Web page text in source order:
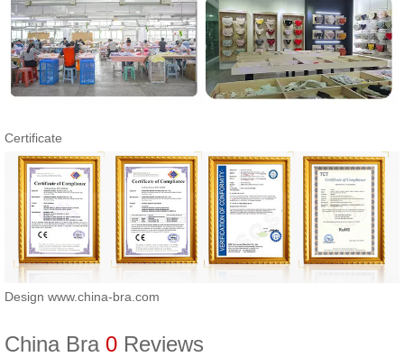
Certificate
Design www.china-bra.com
China Bra 0 Reviews